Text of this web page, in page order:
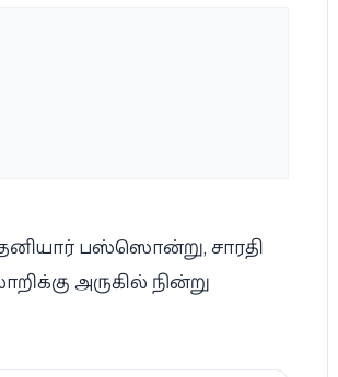
பஸ்ஸொன்று, சாரதி
அருகில் நின்று